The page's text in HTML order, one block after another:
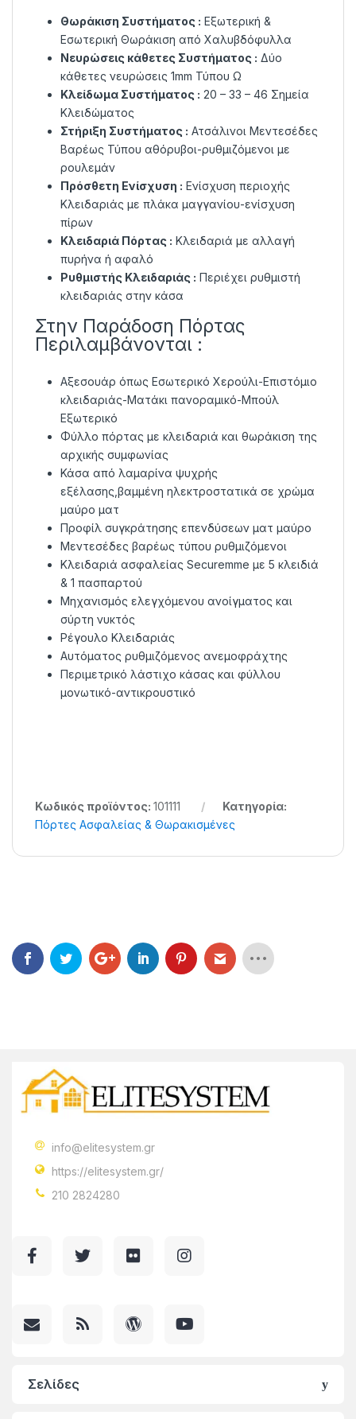
Θωράκιση Συστήματος : Εξωτερική &
Εσωτερική Θωράκιση από Χαλυβδόφυλλα
Νευρώσεις κάθετες Συστήματος : Δύο
κάθετες νευρώσεις 1mm Τύπου Ω
Κλείδωμα Συστήματος : 20 – 33 – 46 Σημεία
Κλειδώματος
Στήριξη Συστήματος : Ατσάλινοι Μεντεσέδες
Βαρέως Τύπου αθόρυβοι-ρυθμιζόμενοι με
ρουλεμάν
Πρόσθετη Ενίσχυση : Ενίσχυση περιοχής
Κλειδαριάς με πλάκα μαγγανίου-ενίσχυση
πίρων
Κλειδαριά Πόρτας : Κλειδαριά με αλλαγή
πυρήνα ή αφαλό
Ρυθμιστής Κλειδαριάς : Περιέχει ρυθμιστή
κλειδαριάς στην κάσα
Στην Παράδοση Πόρτας
Περιλαμβάνονται :
Αξεσουάρ όπως Εσωτερικό Χερούλι-Επιστόμιο
κλειδαριάς-Ματάκι πανοραμικό-Μπούλ
Εξωτερικό
Φύλλο πόρτας με κλειδαριά και θωράκιση της
αρχικής συμφωνίας
Κάσα από λαμαρίνα ψυχρής
εξέλασης,βαμμένη ηλεκτροστατικά σε χρώμα
μαύρο ματ
Προφίλ συγκράτησης επενδύσεων ματ μαύρο
Μεντεσέδες βαρέως τύπου ρυθμιζόμενοι
Κλειδαριά ασφαλείας Securemme με 5 κλειδιά
& 1 πασπαρτού
Μηχανισμός ελεγχόμενου ανοίγματος και
σύρτη νυκτός
Ρέγουλο Κλειδαριάς
Αυτόματος ρυθμιζόμενος ανεμοφράχτης
Περιμετρικό λάστιχο κάσας και φύλλου
μονωτικό-αντικρουστικό
Κωδικός προϊόντος: 101111
Κατηγορία:
Πόρτες Ασφαλείας & Θωρακισμένες
info@elitesystem.gr
https://elitesystem.gr/
210 2824280
Σελίδες